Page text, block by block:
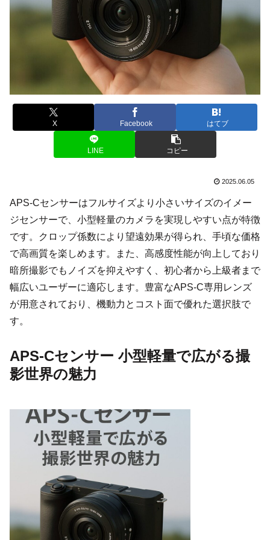
X Facebook はてブ
LINE コピー
2025.06.05
APS-Cセンサーはフルサイズより小さいサイズのイメー
ジセンサーで、小型軽量のカメラを実現しやすい点が特徴
です。クロップ係数により望遠効果が得られ、手頃な価格
で高画質を楽しめます。また、高感度性能が向上しており
暗所撮影でもノイズを抑えやすく、初心者から上級者まで
幅広いユーザーに適応します。豊富なAPS-C専用レンズ
が用意されており、機動力とコスト面で優れた選択肢で
す。
APS-Cセンサー 小型軽量で広がる撮
影世界の魅力